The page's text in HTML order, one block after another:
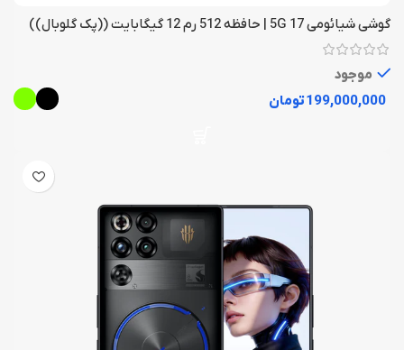
گوشی شیائومی 17 5G | حافظه 512 رم 12 گیگابایت ((پک گلوبال))
موجود
تومان